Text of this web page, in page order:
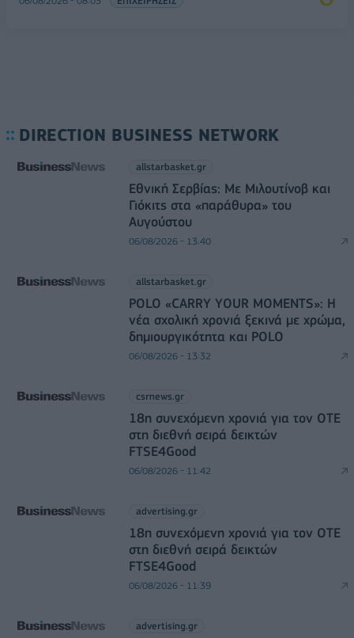
DIRECTION BUSINESS NETWORK
allstarbasket.gr
Εθνική Σερβίας: Με Μιλουτίνοβ και
Γιόκιτς στα «παράθυρα» του
Αυγούστου
06/08/2026 - 13:40
allstarbasket.gr
POLO «CARRY YOUR MOMENTS»: Η
νέα σχολική χρονιά ξεκινά με χρώμα,
δημιουργικότητα και POLO
06/08/2026 - 13:32
csrnews.gr
18η συνεχόμενη χρονιά για τον ΟΤΕ
στη διεθνή σειρά δεικτών
FTSE4Good
06/08/2026 - 11:42
advertising.gr
18η συνεχόμενη χρονιά για τον ΟΤΕ
στη διεθνή σειρά δεικτών
FTSE4Good
06/08/2026 - 11:39
advertising.gr